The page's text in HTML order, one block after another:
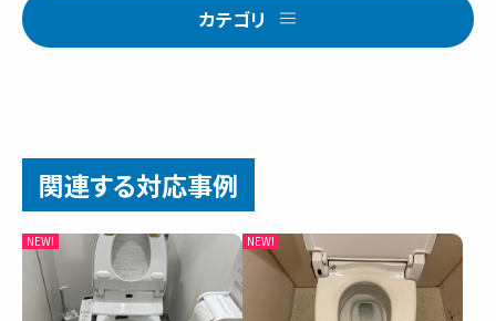
カテゴリ
関連する対応事例